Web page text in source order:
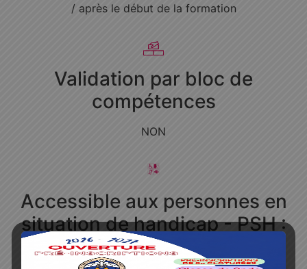
/ après le début de la formation
Validation par bloc de
compétences
NON
Accessible aux personnes en
situation de handicap - PSH :
Nous consulter